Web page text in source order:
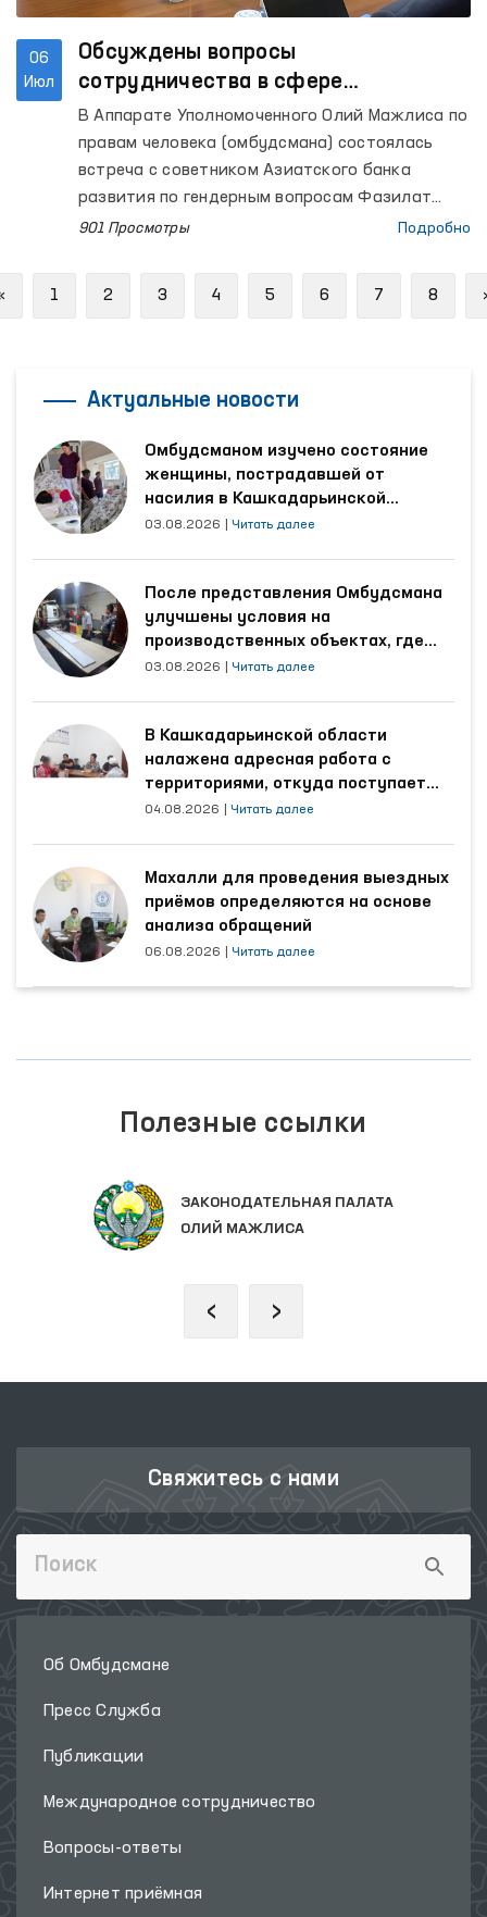
06
Июл
Обсуждены вопросы
сотрудничества в сфере
противодействия гендерному
насилию
В Аппарате Уполномоченного Олий Мажлиса по
правам человека (омбудсмана) состоялась
встреча с советником Азиатского банка
развития по гендерным вопросам Фазилат
Аллаяровой и национальным исследователем
901 Просмотры Подробно
Previous
1 2 3 4 5 6 7 8
Актуальные новости
Омбудсманом изучено состояние
женщины, пострадавшей от
насилия в Кашкадарьинской
области
03.08.2026 Читать далее
После представления Омбудсмана
улучшены условия на
производственных объектах, где
трудятся осуждённые
03.08.2026 Читать далее
В Кашкадарьинской области
налажена адресная работа с
территориями, откуда поступает
наибольшее количество обращений
04.08.2026 Читать далее
Махалли для проведения выездных
приёмов определяются на основе
анализа обращений
06.08.2026 Читать далее
Полезные ссылки
ЕДИНЫЙ ПОРТАЛ ИНТЕРАКТИВНЫХ
ГОСУДАРСТВЕННЫХ УСЛУГ
‹ ›
Свяжитесь с нами
Об Омбудсмане
Пресс Служба
Публикации
Международное сотрудничество
Вопросы-ответы
Интернет приёмная